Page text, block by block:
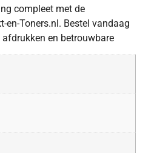
compleet met de
en-Toners.nl. Bestel vandaag
en betrouwbare